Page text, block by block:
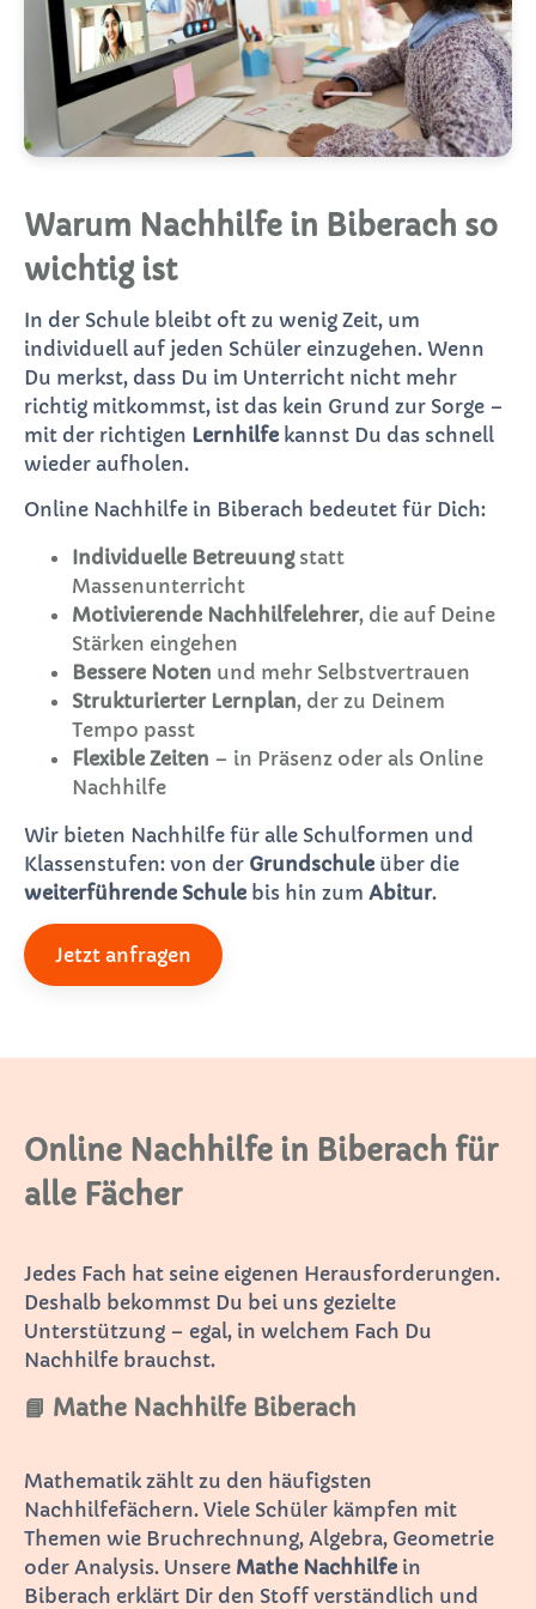
Warum Nachhilfe in Biberach so
wichtig ist
In der Schule bleibt oft zu wenig Zeit, um
individuell auf jeden Schüler einzugehen. Wenn
Du merkst, dass Du im Unterricht nicht mehr
richtig mitkommst, ist das kein Grund zur Sorge –
mit der richtigen Lernhilfe kannst Du das schnell
wieder aufholen.
Online Nachhilfe in Biberach bedeutet für Dich:
Individuelle Betreuungstatt
Massenunterricht
Motivierende Nachhilfelehrer, die auf Deine
Stärken eingehen
Bessere Noten und mehr Selbstvertrauen
Strukturierter Lernplan, der zu Deinem
Tempo passt
Flexible Zeiten – in Präsenz oder als Online
Nachhilfe
Wir bieten Nachhilfe für alle Schulformen und
Klassenstufen: von der Grundschule über die
weiterführende Schule bis hin zum Abitur.
Jetzt anfragen
Online Nachhilfe in Biberach für
alle Fächer
Jedes Fach hat seine eigenen Herausforderungen.
Deshalb bekommst Du bei uns gezielte
Unterstützung – egal, in welchem Fach Du
Nachhilfe brauchst.
📘 Mathe Nachhilfe Biberach
Mathematik zählt zu den häufigsten
Nachhilfefächern. Viele Schüler kämpfen mit
Themen wie Bruchrechnung, Algebra, Geometrie
oder Analysis. Unsere Mathe Nachhilfe in
Biberach erklärt Dir den Stoff verständlich und